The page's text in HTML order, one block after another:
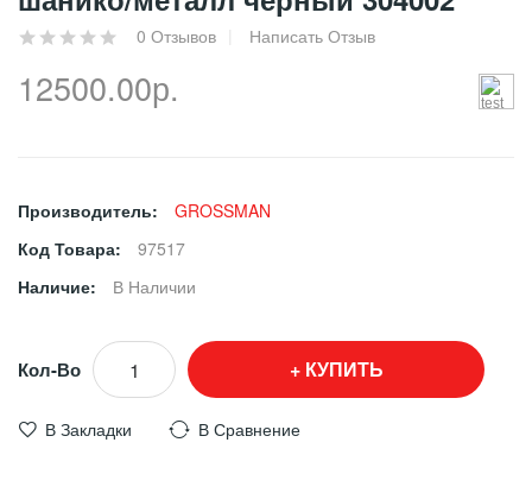
0 Отзывов Написать Отзыв
12500.00р.
Производитель:
GROSSMAN
Код Товара:
97517
Наличие:
В Наличии
Кол-Во КУПИТЬ
В Закладки В Сравнение